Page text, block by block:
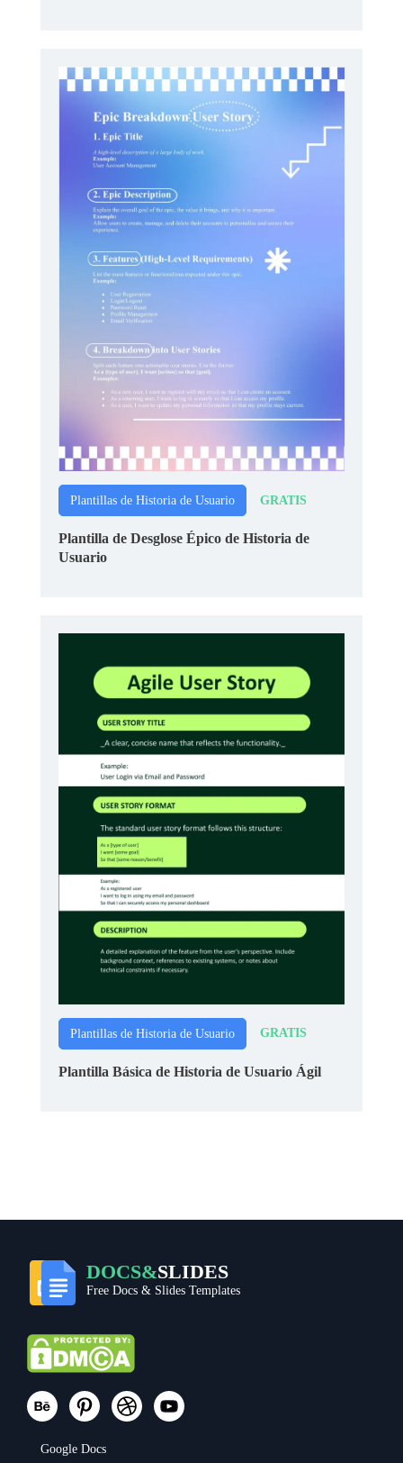
Plantillas de Historia de Usuario GRATIS
Plantilla de Desglose Épico de Historia de
Usuario
Plantillas de Historia de Usuario GRATIS
Plantilla Básica de Historia de Usuario Ágil
DOCS&SLIDES
Free Docs & Slides Templates
Google Docs